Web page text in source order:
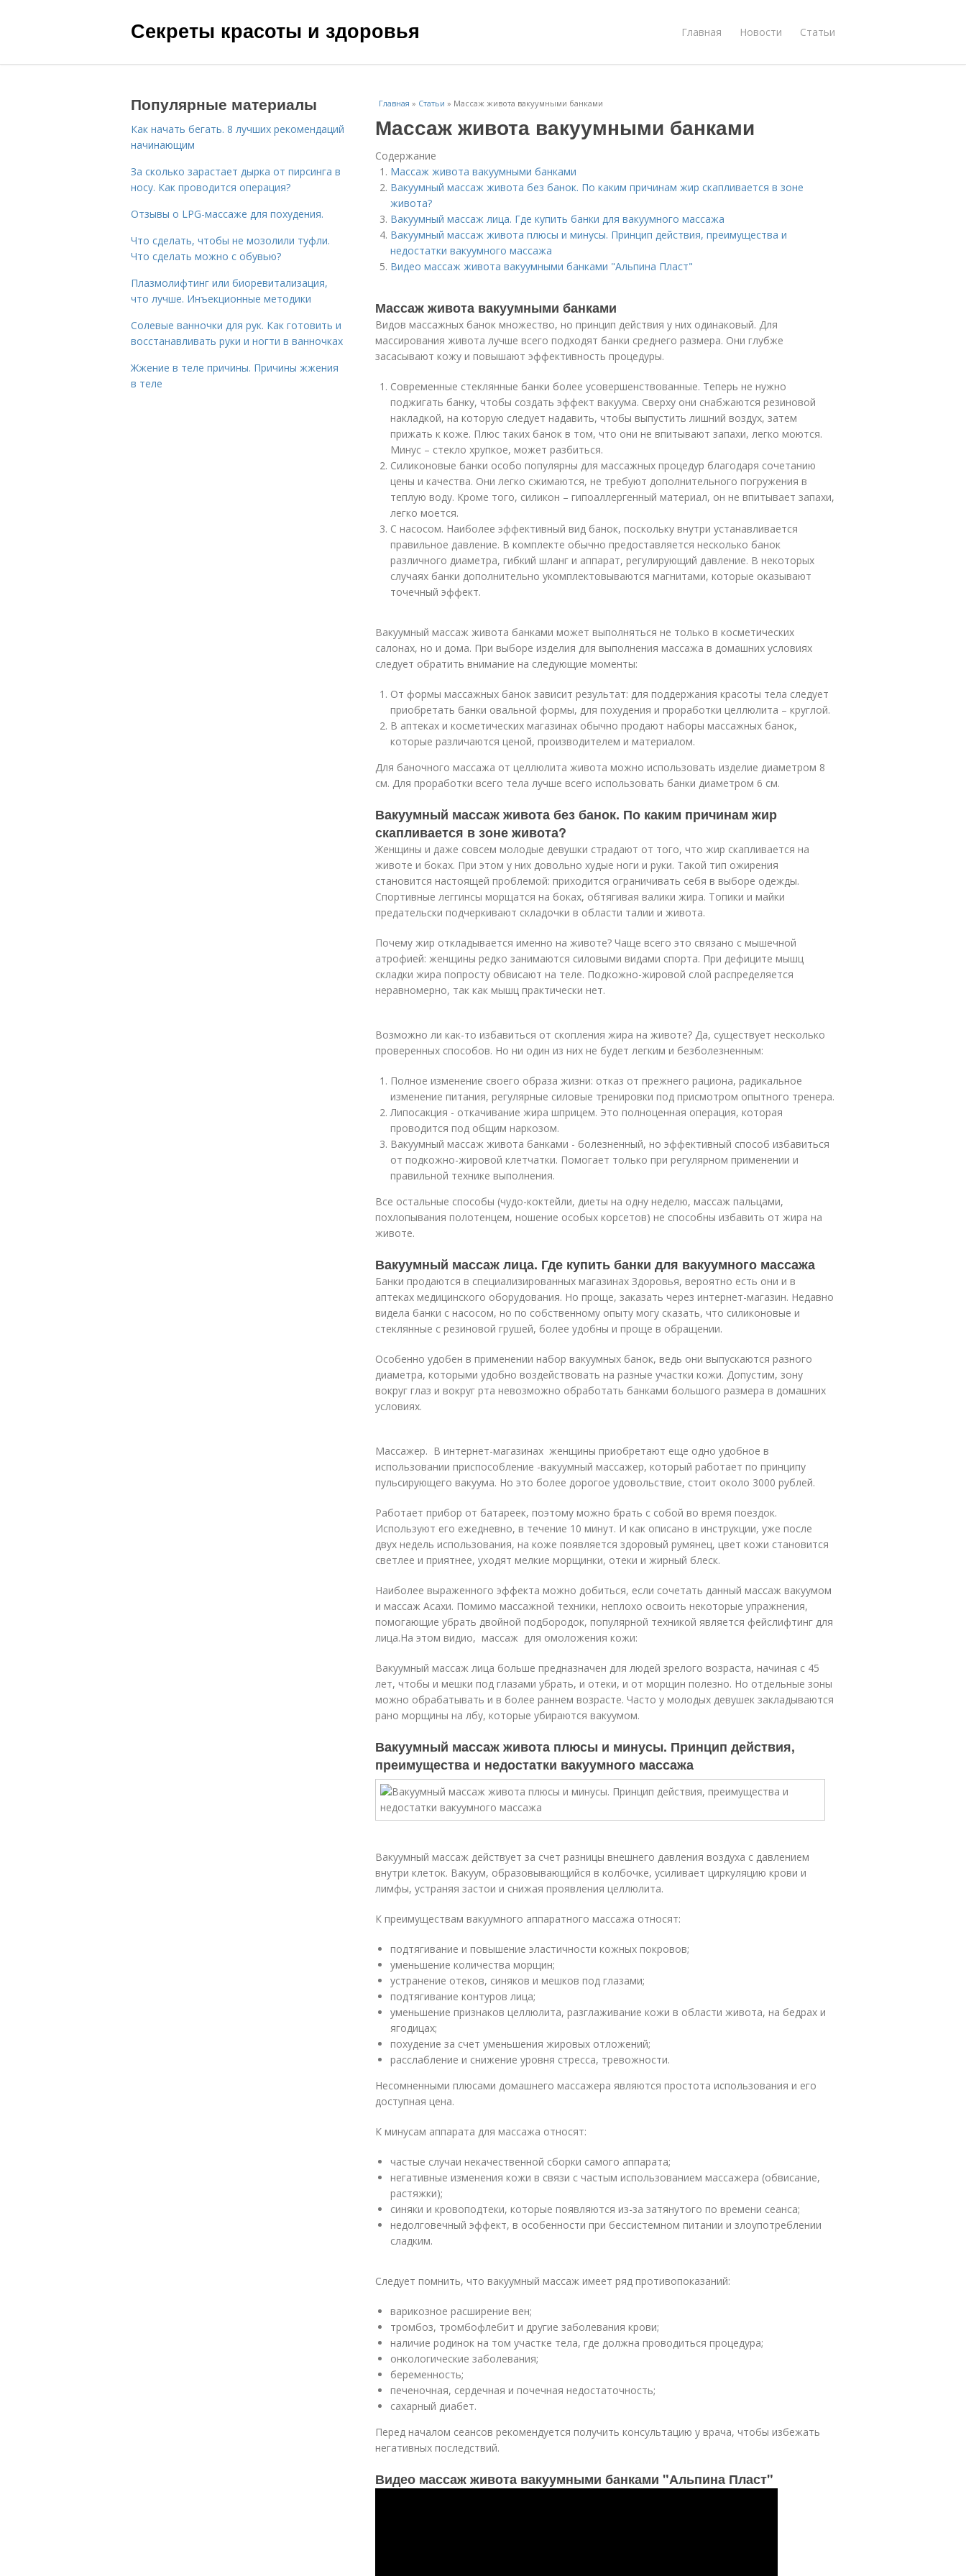
Секреты красоты и здоровья Главная Новости Статьи
Главная » Статьи » Массаж живота вакуумными банками
Массаж живота вакуумными банками
Содержание
Массаж живота вакуумными банками
Вакуумный массаж живота без банок. По каким причинам жир скапливается в зоне
живота?
Вакуумный массаж лица. Где купить банки для вакуумного массажа
Вакуумный массаж живота плюсы и минусы. Принцип действия, преимущества и
недостатки вакуумного массажа
Видео массаж живота вакуумными банками "Альпина Пласт"
Массаж живота вакуумными банками
Видов массажных банок множество, но принцип действия у них одинаковый. Для
массирования живота лучше всего подходят банки среднего размера. Они глубже
засасывают кожу и повышают эффективность процедуры.
Современные стеклянные банки более усовершенствованные. Теперь не нужно
поджигать банку, чтобы создать эффект вакуума. Сверху они снабжаются резиновой
накладкой, на которую следует надавить, чтобы выпустить лишний воздух, затем
прижать к коже. Плюс таких банок в том, что они не впитывают запахи, легко моются.
Минус – стекло хрупкое, может разбиться.
Силиконовые банки особо популярны для массажных процедур благодаря сочетанию
цены и качества. Они легко сжимаются, не требуют дополнительного погружения в
теплую воду. Кроме того, силикон – гипоаллергенный материал, он не впитывает запахи,
легко моется.
С насосом. Наиболее эффективный вид банок, поскольку внутри устанавливается
правильное давление. В комплекте обычно предоставляется несколько банок
различного диаметра, гибкий шланг и аппарат, регулирующий давление. В некоторых
случаях банки дополнительно укомплектовываются магнитами, которые оказывают
точечный эффект.
Вакуумный массаж живота банками может выполняться не только в косметических
салонах, но и дома. При выборе изделия для выполнения массажа в домашних условиях
следует обратить внимание на следующие моменты:
От формы массажных банок зависит результат: для поддержания красоты тела следует
приобретать банки овальной формы, для похудения и проработки целлюлита – круглой.
В аптеках и косметических магазинах обычно продают наборы массажных банок,
которые различаются ценой, производителем и материалом.
Для баночного массажа от целлюлита живота можно использовать изделие диаметром 8
см. Для проработки всего тела лучше всего использовать банки диаметром 6 см.
Вакуумный массаж живота без банок. По каким причинам жир
скапливается в зоне живота?
Женщины и даже совсем молодые девушки страдают от того, что жир скапливается на
животе и боках. При этом у них довольно худые ноги и руки. Такой тип ожирения
становится настоящей проблемой: приходится ограничивать себя в выборе одежды.
Спортивные леггинсы морщатся на боках, обтягивая валики жира. Топики и майки
предательски подчеркивают складочки в области талии и живота.
Почему жир откладывается именно на животе? Чаще всего это связано с мышечной
атрофией: женщины редко занимаются силовыми видами спорта. При дефиците мышц
складки жира попросту обвисают на теле. Подкожно-жировой слой распределяется
неравномерно, так как мышц практически нет.
Возможно ли как-то избавиться от скопления жира на животе? Да, существует несколько
проверенных способов. Но ни один из них не будет легким и безболезненным:
Полное изменение своего образа жизни: отказ от прежнего рациона, радикальное
изменение питания, регулярные силовые тренировки под присмотром опытного тренера.
Липосакция - откачивание жира шприцем. Это полноценная операция, которая
проводится под общим наркозом.
Вакуумный массаж живота банками - болезненный, но эффективный способ избавиться
от подкожно-жировой клетчатки. Помогает только при регулярном применении и
правильной технике выполнения.
Все остальные способы (чудо-коктейли, диеты на одну неделю, массаж пальцами,
похлопывания полотенцем, ношение особых корсетов) не способны избавить от жира на
животе.
Вакуумный массаж лица. Где купить банки для вакуумного массажа
Банки продаются в специализированных магазинах Здоровья, вероятно есть они и в
аптеках медицинского оборудования. Но проще, заказать через интернет-магазин. Недавно
видела банки с насосом, но по собственному опыту могу сказать, что силиконовые и
стеклянные с резиновой грушей, более удобны и проще в обращении.
Особенно удобен в применении набор вакуумных банок, ведь они выпускаются разного
диаметра, которыми удобно воздействовать на разные участки кожи. Допустим, зону
вокруг глаз и вокруг рта невозможно обработать банками большого размера в домашних
условиях.
Массажер. В интернет-магазинах женщины приобретают еще одно удобное в
использовании приспособление -вакуумный массажер, который работает по принципу
пульсирующего вакуума. Но это более дорогое удовольствие, стоит около 3000 рублей.
Работает прибор от батареек, поэтому можно брать с собой во время поездок.
Используют его ежедневно, в течение 10 минут. И как описано в инструкции, уже после
двух недель использования, на коже появляется здоровый румянец, цвет кожи становится
светлее и приятнее, уходят мелкие морщинки, отеки и жирный блеск.
Наиболее выраженного эффекта можно добиться, если сочетать данный массаж вакуумом
и массаж Асахи. Помимо массажной техники, неплохо освоить некоторые упражнения,
помогающие убрать двойной подбородок, популярной техникой является фейслифтинг для
лица.На этом видио, массаж для омоложения кожи:
Вакуумный массаж лица больше предназначен для людей зрелого возраста, начиная с 45
лет, чтобы и мешки под глазами убрать, и отеки, и от морщин полезно. Но отдельные зоны
можно обрабатывать и в более раннем возрасте. Часто у молодых девушек закладываются
рано морщины на лбу, которые убираются вакуумом.
Вакуумный массаж живота плюсы и минусы. Принцип действия,
преимущества и недостатки вакуумного массажа
Вакуумный массаж действует за счет разницы внешнего давления воздуха с давлением
внутри клеток. Вакуум, образовывающийся в колбочке, усиливает циркуляцию крови и
лимфы, устраняя застои и снижая проявления целлюлита.
К преимуществам вакуумного аппаратного массажа относят:
подтягивание и повышение эластичности кожных покровов;
уменьшение количества морщин;
устранение отеков, синяков и мешков под глазами;
подтягивание контуров лица;
уменьшение признаков целлюлита, разглаживание кожи в области живота, на бедрах и
ягодицах;
похудение за счет уменьшения жировых отложений;
расслабление и снижение уровня стресса, тревожности.
Несомненными плюсами домашнего массажера являются простота использования и его
доступная цена.
К минусам аппарата для массажа относят:
частые случаи некачественной сборки самого аппарата;
негативные изменения кожи в связи с частым использованием массажера (обвисание,
растяжки);
синяки и кровоподтеки, которые появляются из-за затянутого по времени сеанса;
недолговечный эффект, в особенности при бессистемном питании и злоупотреблении
сладким.
Следует помнить, что вакуумный массаж имеет ряд противопоказаний:
варикозное расширение вен;
тромбоз, тромбофлебит и другие заболевания крови;
наличие родинок на том участке тела, где должна проводиться процедура;
онкологические заболевания;
беременность;
печеночная, сердечная и почечная недостаточность;
сахарный диабет.
Перед началом сеансов рекомендуется получить консультацию у врача, чтобы избежать
негативных последствий.
Видео массаж живота вакуумными банками "Альпина Пласт"
Популярные материалы
Как начать бегать. 8 лучших рекомендаций
начинающим
За сколько зарастает дырка от пирсинга в
носу. Как проводится операция?
Отзывы о LPG-массаже для похудения.
Что сделать, чтобы не мозолили туфли.
Что сделать можно с обувью?
Плазмолифтинг или биоревитализация,
что лучше. Инъекционные методики
Солевые ванночки для рук. Как готовить и
восстанавливать руки и ногти в ванночках
Жжение в теле причины. Причины жжения
в теле